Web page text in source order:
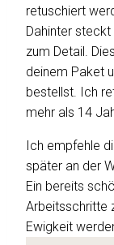
retuschiert
Dahinter
zum Detail.
deinem Paket
bestellst. Ich
mehr als 14
Ich empfehle
später an der
Ein bereits
Arbeitsschritte
Ewigkeit